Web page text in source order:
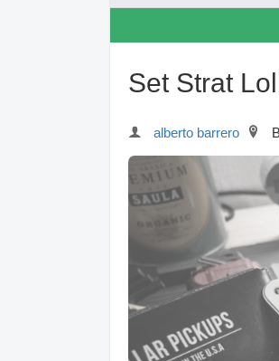
Set Strat
alberto barrero